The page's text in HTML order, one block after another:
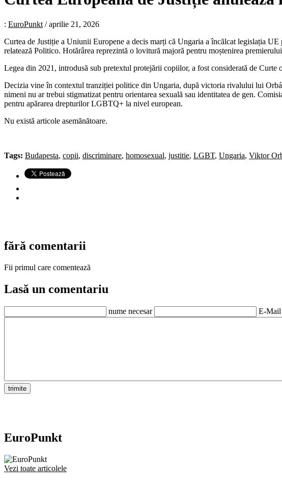
: EuroPunkt /aprilie 21, 2026
Curtea de Justiție a Uniunii Europene a decis marți că Ungaria a încălcat legislația
relatează Politico. Hotărârea reprezintă o lovitură majoră pentru moștenirea
Legea din 2021, introdusă sub pretextul protejării copiilor, a fost considerată de
Decizia vine în contextul tranziției politice din Ungaria, după victoria rivalului lui
nimeni nu ar trebui stigmatizat pentru orientarea sexuală sau identitatea de gen.
pentru apărarea drepturilor LGBTQ+ la nivel european.
Nu există articole asemănătoare.
Tags: Budapesta, copii, discriminare, homosexual, justitie, LGBT, Ungaria, Viktor
fără comentarii
Fii primul care comentează
Lasă un comentariu
nume necesar E-Mail
EuroPunkt
Vezi toate articolele